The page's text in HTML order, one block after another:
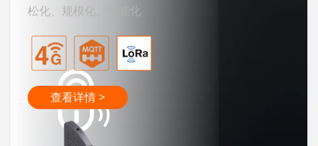
松化、规模化、智能化
查看详情 >